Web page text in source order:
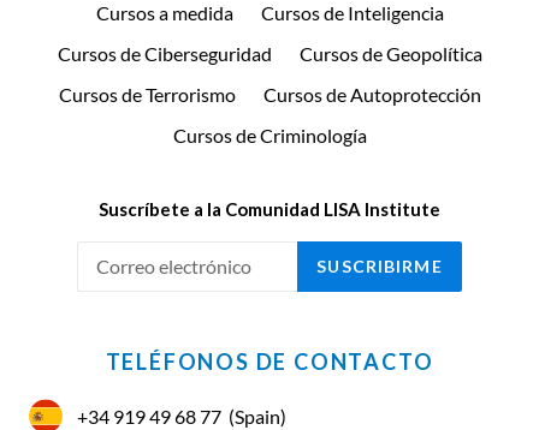
Cursos a medida
Cursos de Inteligencia
Cursos de Ciberseguridad
Cursos de Geopolítica
Cursos de Terrorismo
Cursos de Autoprotección
Cursos de Criminología
Suscríbete a la Comunidad LISA Institute
SUSCRIBIRME
TELÉFONOS DE CONTACTO
+34 919 49 68 77 (Spain)